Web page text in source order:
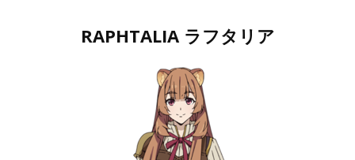
RAPHTALIA ラフタリア